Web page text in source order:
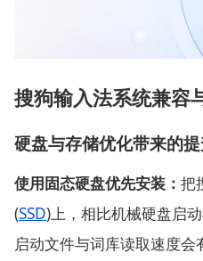
搜狗输入法系统兼容
硬盘与存储优化带来的
使用固态硬盘优先安装： 把
(SSD)上，相比机械硬盘启
启动文件与词库读取速度